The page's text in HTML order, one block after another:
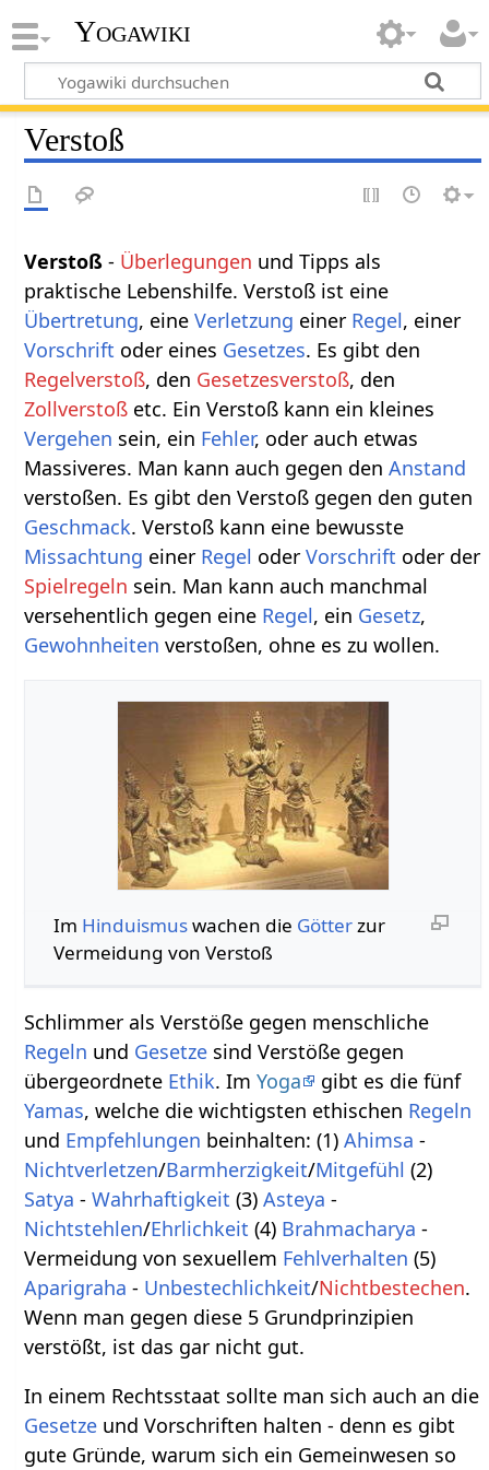
Yogawiki
Verstoß
Verstoß - Überlegungen und Tipps als
praktische Lebenshilfe. Verstoß ist eine
Übertretung, eineVerletzung einer Regel, einer
Vorschrift oder eines Gesetzes. Es gibt den
Regelverstoß, den Gesetzesverstoß, den
Zollverstoß etc. Ein Verstoß kann ein kleines
Vergehen sein, ein Fehler, oder auch etwas
Massiveres. Man kann auch gegen denAnstand
verstoßen. Es gibt den Verstoß gegen den guten
Geschmack. Verstoß kann eine bewusste
Missachtung einer Regel oderVorschrift oder der
Spielregeln sein. Man kann auch manchmal
versehentlich gegen eine Regel, ein Gesetz,
Gewohnheiten verstoßen, ohne es zu wollen.
Im Hinduismuswachen die Götterzur
Vermeidung von Verstoß
Schlimmer als Verstöße gegen menschliche
Regeln und Gesetze sind Verstöße gegen
übergeordnete Ethik. ImYoga
gibt es die fünf
Yamas, welche die wichtigsten ethischen Regeln
und Empfehlungen beinhalten: (1)Ahimsa -
Nichtverletzen/Barmherzigkeit/Mitgefühl (2)
Satya -Wahrhaftigkeit (3)Asteya -
Nichtstehlen/Ehrlichkeit (4) Brahmacharya -
Vermeidung von sexuellem Fehlverhalten (5)
Aparigraha - Unbestechlichkeit/Nichtbestechen.
Wenn man gegen diese 5 Grundprinzipien
verstößt, ist das gar nicht gut.
In einem Rechtsstaat sollte man sich auch an die
Gesetze und Vorschriften halten - denn es gibt
gute Gründe, warum sich ein Gemeinwesen so